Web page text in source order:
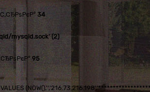
34
mysqld.sock' (2)
95